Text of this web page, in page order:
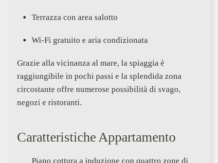
Terrazza con area salotto
Wi-Fi gratuito e aria condizionata
Grazie alla vicinanza al mare, la spiaggia è
raggiungibile in pochi passi e la splendida zona
circostante offre numerose possibilità di svago,
negozi e ristoranti.
Caratteristiche Appartamento
Piano cottura a induzione con quattro zone di